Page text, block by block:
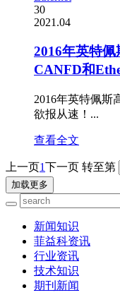
30
2021.04
2016年英特
CANFD和
2016年英特佩斯
欲报从速！...
查看全文
上一页1下一页 转至第
加载更多
新闻知识
菲益科资讯
行业资讯
技术知识
期刊新闻